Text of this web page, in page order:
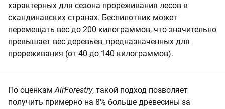
характерных для сезона прореживания лесов в
скандинавских странах. Беспилотник может
перемещать вес до 200 килограммов, что значительно
превышает вес деревьев, предназначенных для
прореживания (от 40 до 140 килограммов).
По оценкамAirForestry, такой подход позволяет
получить примерно на 8% больше древесины за